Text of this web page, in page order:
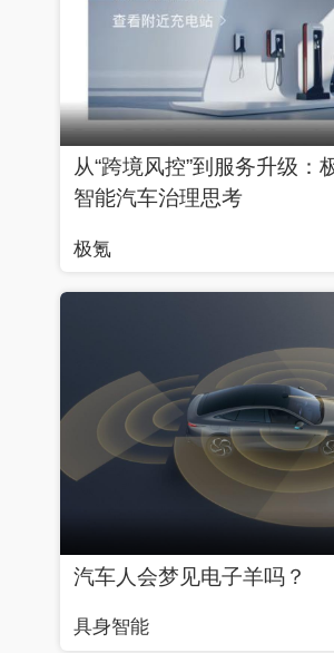
从“跨境风控”到服务升级：
智能汽车治理思考
极氪
汽车人会梦见电子羊吗？
具身智能